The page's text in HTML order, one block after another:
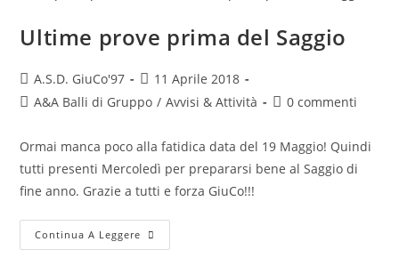
Ultime prove prima del Saggio
A.S.D. GiuCo'97
11 Aprile 2018
A&A Balli di Gruppo / Avvisi & Attività 0 commenti
Ormai manca poco alla fatidica data del 19 Maggio! Quindi
tutti presenti Mercoledì per prepararsi bene al Saggio di
fine anno. Grazie a tutti e forza GiuCo!!!
Continua A Leggere